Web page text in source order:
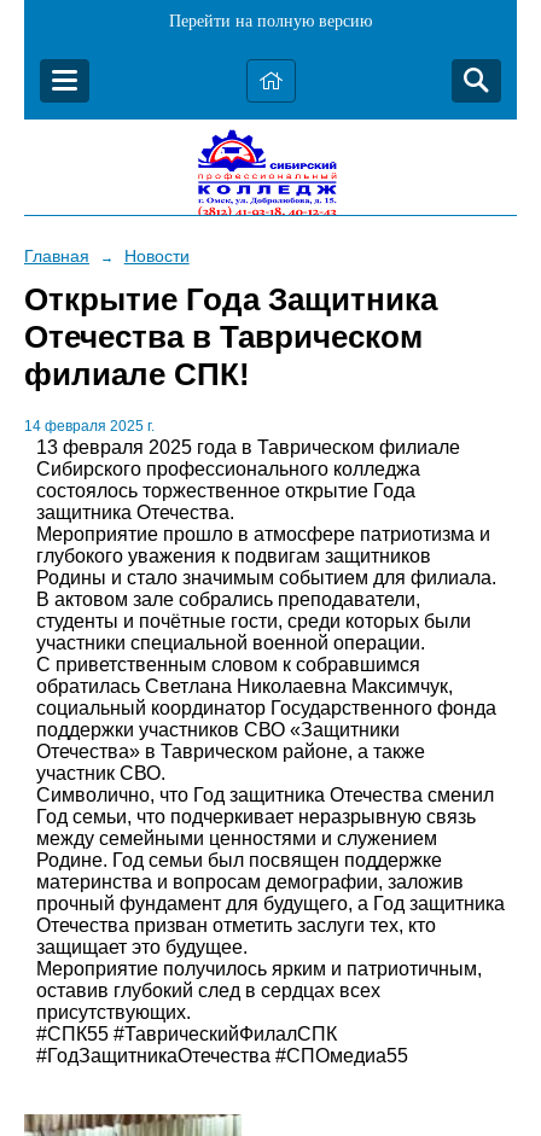
Перейти на полную версию
Главная → Новости
Открытие Года Защитника
Отечества в Таврическом
филиале СПК!
14 февраля 2025 г.
13 февраля 2025 года в Таврическом филиале
Сибирского профессионального колледжа
состоялось торжественное открытие Года
защитника Отечества.
Мероприятие прошло в атмосфере патриотизма и
глубокого уважения к подвигам защитников
Родины и стало значимым событием для филиала.
В актовом зале собрались преподаватели,
студенты и почётные гости, среди которых были
участники специальной военной операции.
С приветственным словом к собравшимся
обратилась Светлана Николаевна Максимчук,
социальный координатор Государственного фонда
поддержки участников СВО «Защитники
Отечества» в Таврическом районе, а также
участник СВО.
Символично, что Год защитника Отечества сменил
Год семьи, что подчеркивает неразрывную связь
между семейными ценностями и служением
Родине. Год семьи был посвящен поддержке
материнства и вопросам демографии, заложив
прочный фундамент для будущего, а Год защитника
Отечества призван отметить заслуги тех, кто
защищает это будущее.
Мероприятие получилось ярким и патриотичным,
оставив глубокий след в сердцах всех
присутствующих.
#СПК55 #ТаврическийФилалСПК
#ГодЗащитникаОтечества #СПОмедиа55